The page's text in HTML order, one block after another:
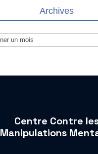
Archives
Centre Contre
Manipulations